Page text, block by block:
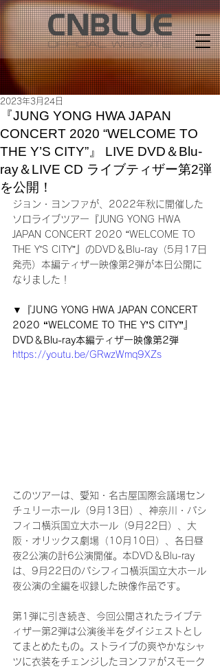
『JUNG YONG HWA JAPAN
CONCERT 2020 “WELCOME TO
THE Y’S CITY”』 LIVE DVD＆Blu-
ray＆LIVE CD ライブティザー第2弾
を公開！
2023年3月24日
ジョン・ヨンファが、2022年秋に開催した
ソロライブツアー『JUNG YONG HWA
JAPAN CONCERT 2020 “WELCOME TO
THE Y’S CITY”』のDVD＆Blu-ray（5月17日
発売）本編ティザー映像第2弾が本日公開に
なりました！
▼『JUNG YONG HWA JAPAN CONCERT
2020 “WELCOME TO THE Y’S CITY”』
DVD＆Blu-ray本編ティザー映像第2弾
https://youtu.be/GRwzWmq9XZs
このツアーは、愛知・名古屋国際会議場セン
チュリーホール（9月13日）、神奈川・パシ
フィコ横浜国立大ホール（9月22日）、大
阪・オリックス劇場（10月10日）、各日昼
夜2公演の計6公演開催。本DVD＆Blu-ray
は、9月22日のパシフィコ横浜国立大ホール
夜公演の全編を収録した映像作品です。
第1弾に引き続き、今回公開されたライブテ
ィザー第2弾は公演後半をダイジェストとし
てまとめたもの。ストライプの爽やかなシャ
ツに衣装をチェンジしたヨンファがスモーク